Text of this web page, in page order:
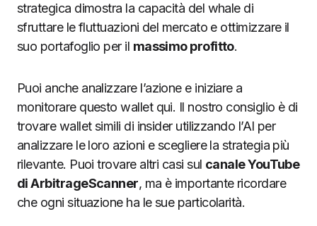
strategica dimostra la capacità del whale di
sfruttare le fluttuazioni del mercato e ottimizzare il
suo portafoglio per il massimo profitto.
Puoi anche analizzare l’azione e iniziare a
monitorare questo wallet qui. Il nostro consiglio è di
trovare wallet simili di insider utilizzando l’AI per
analizzare le loro azioni e scegliere la strategia più
rilevante. Puoi trovare altri casi sul canale YouTube
di ArbitrageScanner, ma è importante ricordare
che ogni situazione ha le sue particolarità.